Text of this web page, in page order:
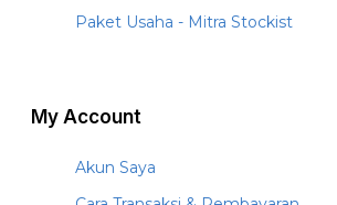
Paket Usaha - Mitra Stockist
My Account
Akun Saya